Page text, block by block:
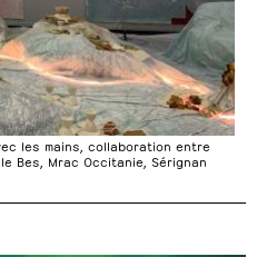
les mains, collaboration entre
Bes, Mrac Occitanie, Sérignan